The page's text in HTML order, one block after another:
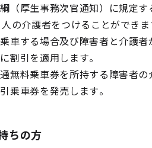
（厚生事務次官通知）に規定
の介護者をつけることができま
車する場合及び障害者と介護
割引を適用します。
無料乗車券を所持する障害者
乗車券を発売します。
ちの方